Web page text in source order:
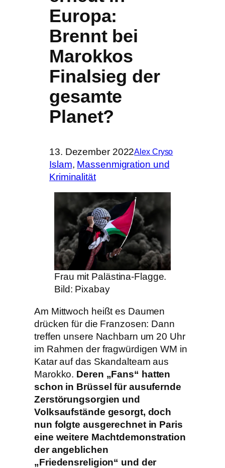
Europa:
Brennt bei
Marokkos
Finalsieg der
gesamte
Planet?
13. Dezember 2022Alex Cryso
Islam, Massenmigration und
Kriminalität
Frau mit Palästina-Flagge.
Bild: Pixabay
Am Mittwoch heißt es Daumen
drücken für die Franzosen: Dann
treffen unsere Nachbarn um 20 Uhr
im Rahmen der fragwürdigen WM in
Katar auf das Skandalteam aus
Marokko. Deren „Fans“ hatten
schon in Brüssel für ausufernde
Zerstörungsorgien und
Volksaufstände gesorgt, doch
nun folgte ausgerechnet in Paris
eine weitere Machtdemonstration
der angeblichen
„Friedensreligion“ und der